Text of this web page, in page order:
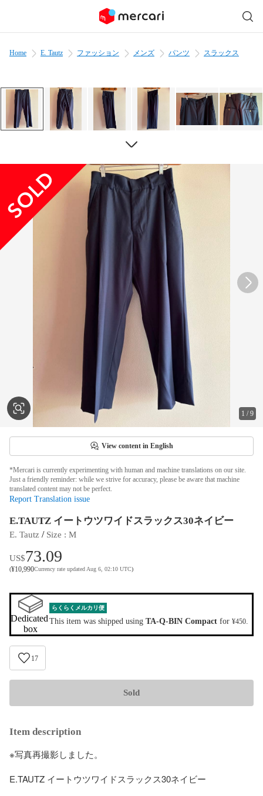
Home E. Tautz ファッション メンズ パンツ スラックス
1 /9
View content in English
*Mercari is currently experimenting with human and machine translations on our site.
Just a friendly reminder: while we strive for accuracy, please be aware that machine
translated content may not be perfect.
Report Translation issue
E.TAUTZ イートウツワイドスラックス30ネイビー
E. Tautz / Size : M
US$73.09
(¥10,990Currency rate updated Aug 6, 02:10 UTC)
Dedicated
box
らくらくメルカリ便
This item was shipped using TA-Q-BIN Compact for ¥450.
17
Sold
Item description
※写真再撮影しました。
E.TAUTZ イートウツワイドスラックス30ネイビー